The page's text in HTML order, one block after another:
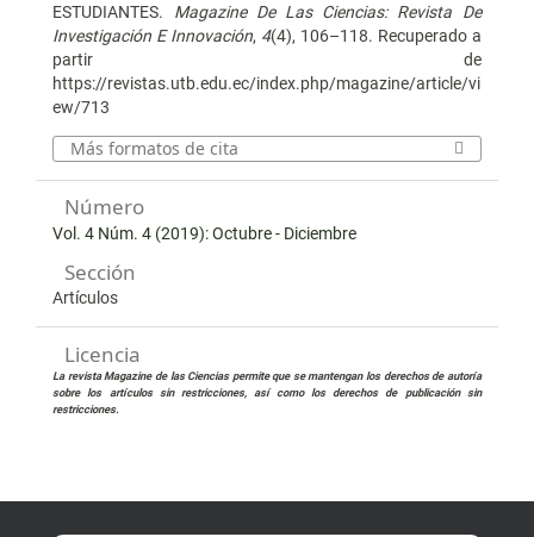
ESTUDIANTES. Magazine De Las Ciencias: Revista De
Investigación E Innovación, 4(4), 106–118. Recuperado a
partir de
https://revistas.utb.edu.ec/index.php/magazine/article/vi
ew/713
Más formatos de cita
Número
Vol. 4 Núm. 4 (2019): Octubre - Diciembre
Sección
Artículos
Licencia
La revista Magazine de las Ciencias permite que se mantengan los derechos de autoría
sobre los artículos sin restricciones, así como los derechos de publicación sin
restricciones.